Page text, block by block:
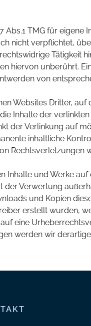
Abs.1 TMG für
nicht verpflichtet,
Tätigkeit
hiervon unberührt.
von
Websites Dritter,
Inhalte der
der Verlinkung auf
inhaltliche
Rechtsverletzungen
Inhalte und Werke
der Verwertung
und Kopien
erstellt wurden,
eine
werden wir